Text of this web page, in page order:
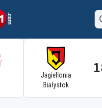
Jagiellonia
Białystok